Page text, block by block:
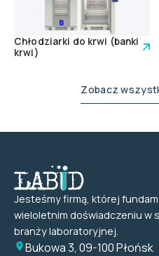
Chłodziarki do krwi (banki
krwi)
Zobacz
Jesteśmy firmą, której
wieloletnim doświadczeniu w
branży laboratoryjnej.
Bukowa 3, 09-100 Płońsk